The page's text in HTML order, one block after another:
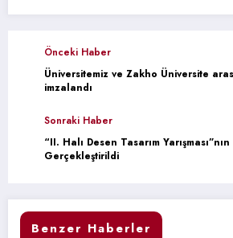
Önceki Haber
Üniversitemiz ve Zakho Üniversite
imzalandı
Sonraki Haber
“II. Halı Desen Tasarım
Gerçekleştirildi
Benzer Haberler